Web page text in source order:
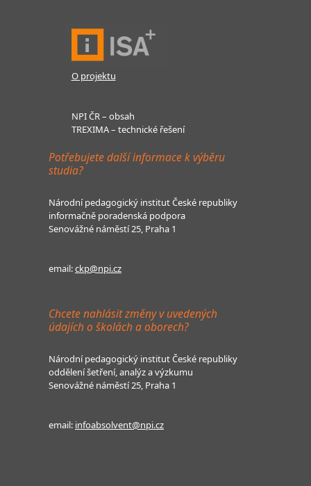
O projektu
NPI ČR – obsah
TREXIMA – technické řešení
Potřebujete další informace k výběru
studia?
Národní pedagogický institut České republiky
informačně poradenská podpora
Senovážné náměstí 25, Praha 1
email:ckp@npi.cz
Chcete nahlásit změny v uvedených
údajích o školách a oborech?
Národní pedagogický institut České republiky
oddělení šetření, analýz a výzkumu
Senovážné náměstí 25, Praha 1
email: infoabsolvent@npi.cz